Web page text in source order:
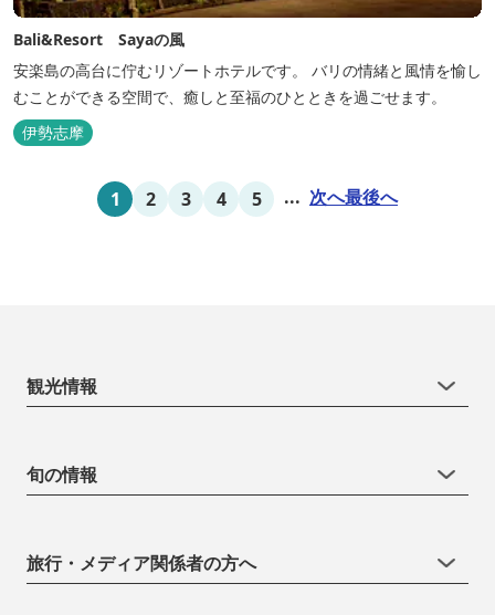
Bali&Resort Sayaの風
安楽島の高台に佇むリゾートホテルです。 バリの情緒と風情を愉し
むことができる空間で、癒しと至福のひとときを過ごせます。
伊勢志摩
1 2 3 4 5 ... 次へ最後へ
観光情報
旬の情報
旅行・メディア関係者の方へ